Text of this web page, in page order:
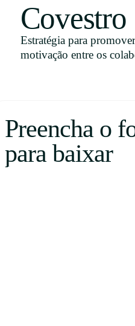
Uruguay
Português
Covestro
Estratégia para
motivação entre os
Preencha o
para baixar